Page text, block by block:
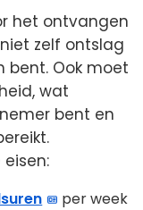
het ontvangen
zelf ontslag
bent. Ook moet
wat
bent en
per week